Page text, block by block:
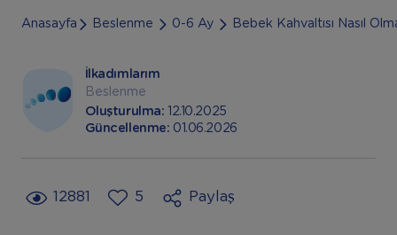
Anasayfa Beslenme 0-6 Ay Bebek Kahvaltısı Nasıl
İlkadımlarım
Beslenme
Oluşturulma:
12.10.2025
Güncellenme: 01.06.2026
12881 5 Paylaş